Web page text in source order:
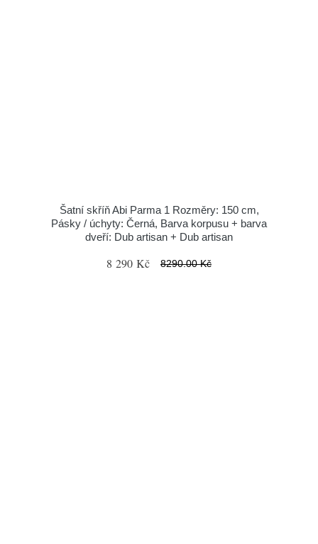
Šatní skříň Abi Parma 1 Rozměry: 150 cm,
Pásky / úchyty: Černá, Barva korpusu + barva
dveří: Dub artisan + Dub artisan
8 290 Kč 8290.00 Kč